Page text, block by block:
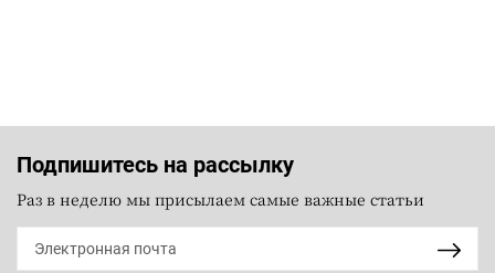
Подпишитесь на рассылку
Раз в неделю мы присылаем самые важные статьи